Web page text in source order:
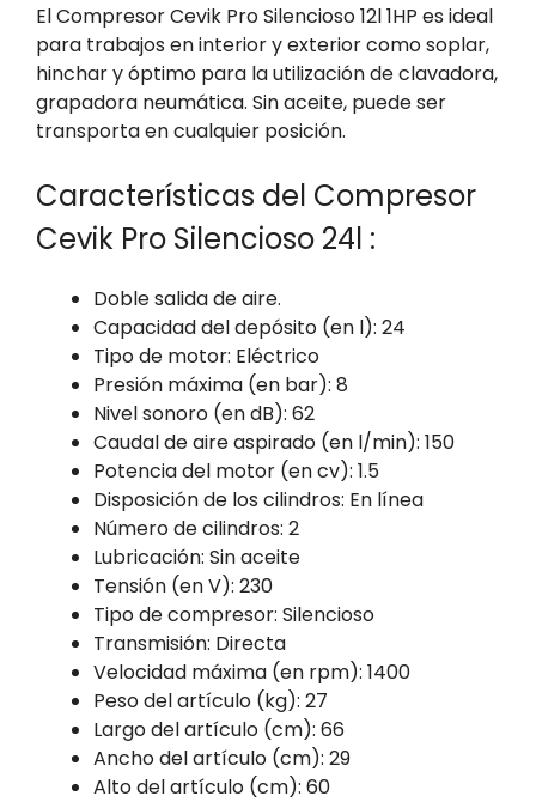
El Compresor Cevik Pro Silencioso 12l 1HP es ideal
para trabajos en interior y exterior como soplar,
hinchar y óptimo para la utilización de clavadora,
grapadora neumática. Sin aceite, puede ser
transporta en cualquier posición.
Características del Compresor
Cevik Pro Silencioso 24l :
Doble salida de aire.
Capacidad del depósito (en l): 24
Tipo de motor: Eléctrico
Presión máxima (en bar): 8
Nivel sonoro (en dB): 62
Caudal de aire aspirado (en l/min): 150
Potencia del motor (en cv): 1.5
Disposición de los cilindros: En línea
Número de cilindros: 2
Lubricación: Sin aceite
Tensión (en V): 230
Tipo de compresor: Silencioso
Transmisión: Directa
Velocidad máxima (en rpm): 1400
Peso del artículo (kg): 27
Largo del artículo (cm): 66
Ancho del artículo (cm): 29
Alto del artículo (cm): 60